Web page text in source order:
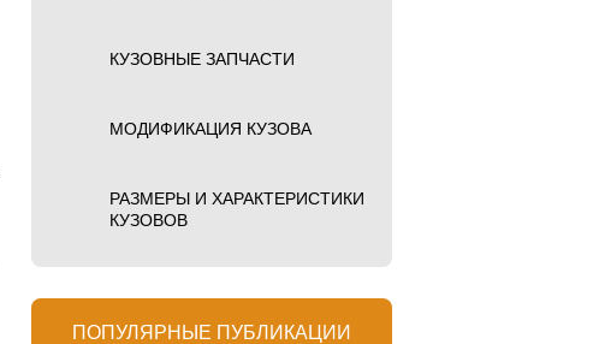
КУЗОВНЫЕ ЗАПЧАСТИ
МОДИФИКАЦИЯ КУЗОВА
РАЗМЕРЫ И ХАРАКТЕРИСТИКИ
КУЗОВОВ
ПОПУЛЯРНЫЕ ПУБЛИКАЦИИ